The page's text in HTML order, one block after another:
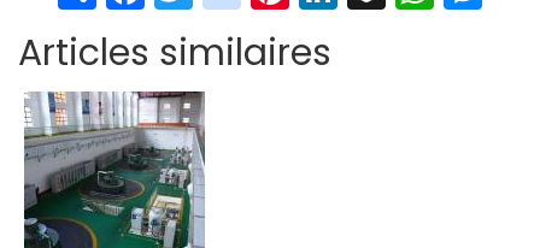
h
ar
e
ce
b
o
o
k
wi
tt
er
st
ag er
Articles similaires